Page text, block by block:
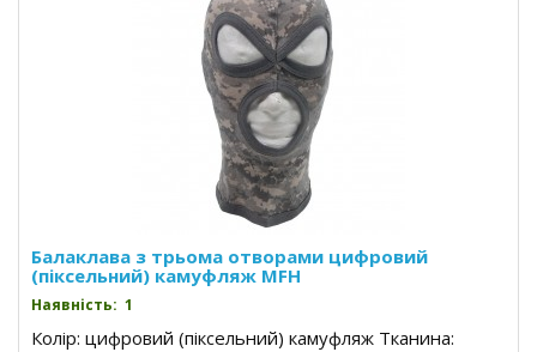
Балаклава з трьома отворами цифровий
(піксельний) камуфляж MFH
Наявність: 1
Колір: цифровий (піксельний) камуфляж Тканина: